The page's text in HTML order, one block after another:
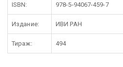
ISBN: 978-5-94067-459-7
Издание: ИВИ РАН
Тираж: 494